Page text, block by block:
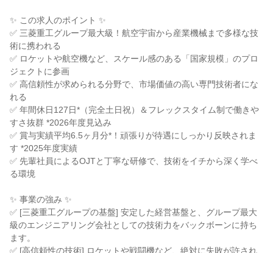
✨ この求人のポイント ✨
✅ 三菱重工グループ最大級！航空宇宙から産業機械まで多様な技
術に携われる
✅ ロケットや航空機など、スケール感のある「国家規模」のプロ
ジェクトに参画
✅ 高信頼性が求められる分野で、市場価値の高い専門技術者にな
れる
✅ 年間休日127日*（完全土日祝）＆フレックスタイム制で働きや
すさ抜群 *2026年度見込み
✅ 賞与実績平均6.5ヶ月分*！頑張りが待遇にしっかり反映されま
す *2025年度実績
✅ 先輩社員によるOJTと丁寧な研修で、技術をイチから深く学べ
る環境
✨ 事業の強み ✨
✅ [三菱重工グループの基盤] 安定した経営基盤と、グループ最大
級のエンジニアリング会社としての技術力をバックボーンに持ち
ます。
✅ [高信頼性の技術] ロケットや戦闘機など、絶対に失敗が許され